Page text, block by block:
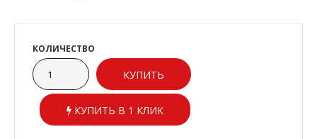
КОЛИЧЕСТВО
КУПИТЬ В 1 КЛИК